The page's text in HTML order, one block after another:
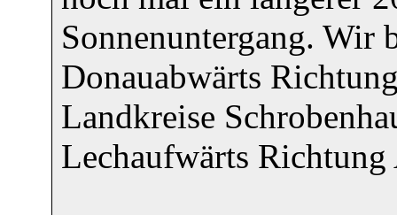
Sonnenuntergang. Wir
Donauabwärts
Landkreise
Lechaufwärts